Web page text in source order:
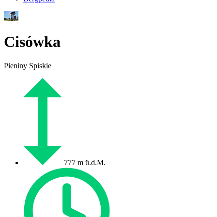
Cisówka
Pieniny Spiskie
777 m ü.d.M.